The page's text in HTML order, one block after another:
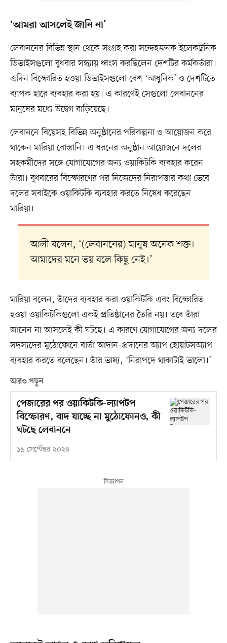
‘আমরা আসলেই জানি না’
লেবাননের বিভিন্ন স্থান থেকে সংগ্রহ করা সন্দেহজনক ইলেকট্রনিক
ডিভাইসগুলো বুধবার সন্ধ্যায় ধ্বংস করছিলেন দেশটির কর্মকর্তারা।
এদিন বিস্ফোরিত হওয়া ডিভাইসগুলো বেশ ‘আধুনিক’ ও দেশটিতে
ব্যাপক হারে ব্যবহার করা হয়। এ কারণেই সেগুলো লেবাননের
মানুষের মধ্যে উদ্বেগ বাড়িয়েছে।
লেবাননে বিয়েসহ বিভিন্ন অনুষ্ঠানের পরিকল্পনা ও আয়োজন করে
থাকেন মারিয়া বোস্তানি। এ ধরনের অনুষ্ঠান আয়োজনে দলের
সহকর্মীদের সঙ্গে যোগাযোগের জন্য ওয়াকিটকি ব্যবহার করেন
তাঁরা। বুধবারের বিস্ফোরণের পর নিজেদের নিরাপত্তার কথা ভেবে
দলের সবাইকে ওয়াকিটকি ব্যবহার করতে নিষেধ করেছেন
মারিয়া।
আলী বলেন, ‘(লেবাননের) মানুষ অনেক শক্ত।
আমাদের মনে ভয় বলে কিছু নেই।’
মারিয়া বলেন, তাঁদের ব্যবহার করা ওয়াকিটকি এবং বিস্ফোরিত
হওয়া ওয়াকিটকিগুলো একই প্রতিষ্ঠানের তৈরি নয়। তবে তাঁরা
জানেন না আসলেই কী ঘটছে। এ কারণে যোগাযোগের জন্য দলের
সদস্যদের মুঠোফোনে বার্তা আদান–প্রদানের অ্যাপ হোয়াটসঅ্যাপ
ব্যবহার করতে বলেছেন। তাঁর ভাষ্য, ‘নিরাপদে থাকাটাই ভালো।’
আরও পড়ুন
পেজারের পর ওয়াকিটকি-ল্যাপটপ
বিস্ফোরণ, বাদ যাচ্ছে না মুঠোফোনও, কী
ঘটছে লেবাননে
১৯ সেপ্টেম্বর ২০২৪